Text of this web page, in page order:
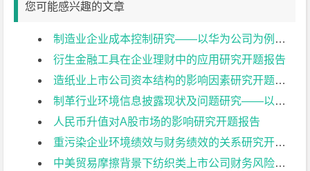
您可能感兴趣的文章
制造业企业成本控制研究——以华为公司为例开题报告
衍生金融工具在企业理财中的应用研究开题报告
造纸业上市公司资本结构的影响因素研究开题报告
制革行业环境信息披露现状及问题研究——以兴业皮革科技股份有限公司为例开题报告
人民币升值对A股市场的影响研究开题报告
重污染企业环境绩效与财务绩效的关系研究开题报告
中美贸易摩擦背景下纺织类上市公司财务风险控制研究:以华孚时尚为例开题报告